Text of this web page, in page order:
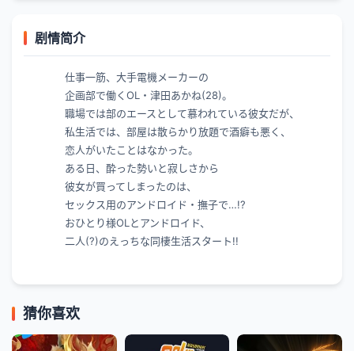
剧情简介
仕事一筋、大手電機メーカーの
企画部で働くOL・津田あかね(28)。
職場では部のエースとして慕われている彼女だが、
私生活では、部屋は散らかり放題で酒癖も悪く、
恋人がいたことはなかった。
ある日、酔った勢いと寂しさから
彼女が買ってしまったのは、
セックス用のアンドロイド・撫子で…!?
おひとり様OLとアンドロイド、
二人(?)のえっちな同棲生活スタート!!
猜你喜欢